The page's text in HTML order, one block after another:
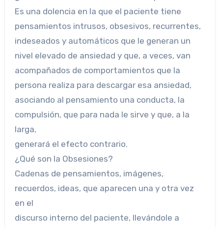
Es una dolencia en la que el paciente tiene
pensamientos intrusos, obsesivos, recurrentes,
indeseados y automáticos que le generan un
nivel elevado de ansiedad y que, a veces, van
acompañados de comportamientos que la
persona realiza para descargar esa ansiedad,
asociando al pensamiento una conducta, la
compulsión, que para nada le sirve y que, a la
larga,
generará el efecto contrario.
¿Qué son la Obsesiones?
Cadenas de pensamientos, imágenes,
recuerdos, ideas, que aparecen una y otra vez
en el
discurso interno del paciente, llevándole a